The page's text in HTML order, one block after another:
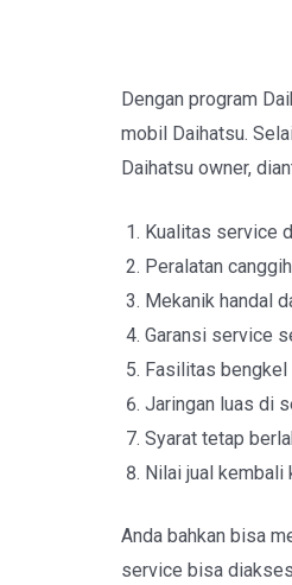
Dengan program
mobil Daihatsu.
Daihatsu owner,
Kualitas service
Peralatan
Mekanik handal
Garansi service
Fasilitas bengkel
Jaringan luas di
Syarat tetap
Nilai jual kembali
Anda bahkan bisa
service bisa